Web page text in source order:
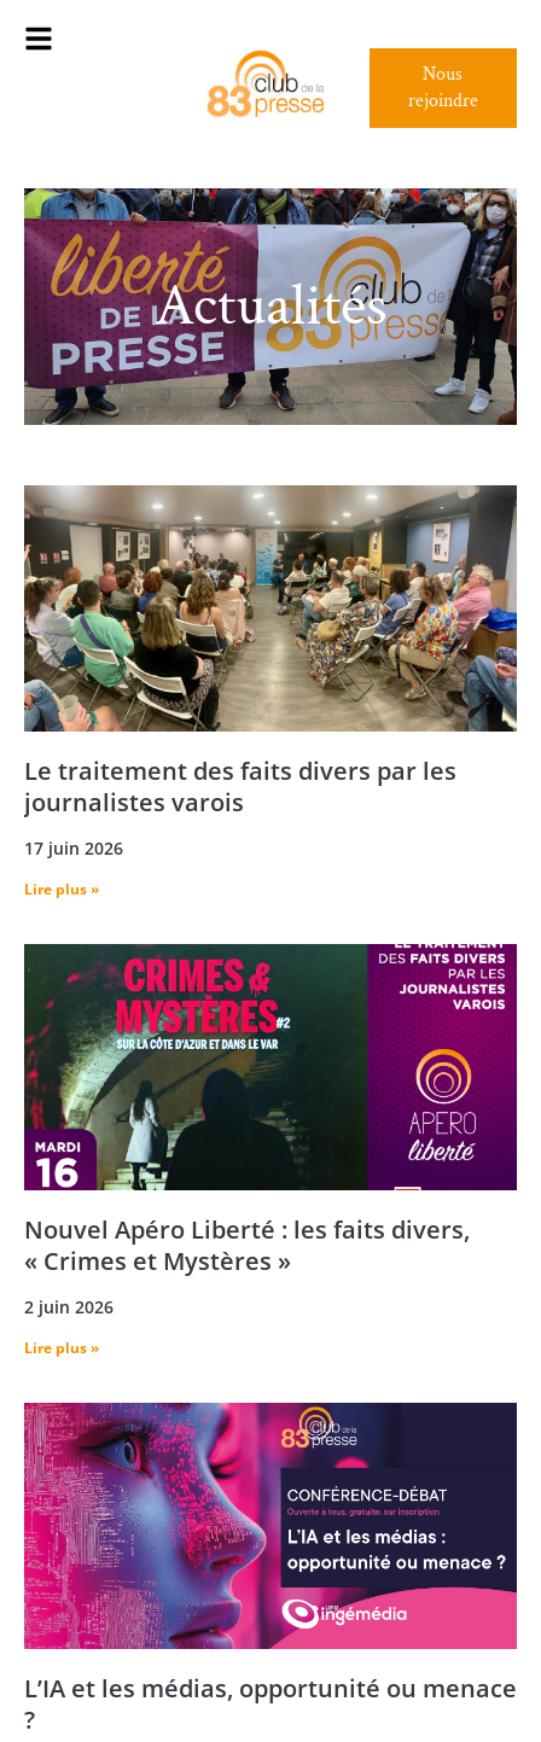
Nous
rejoindre
Actualités
Le traitement des faits divers par les
journalistes varois
17 juin 2026
Lire plus »
Nouvel Apéro Liberté : les faits divers,
« Crimes et Mystères »
2 juin 2026
Lire plus »
L’IA et les médias, opportunité ou menace
?